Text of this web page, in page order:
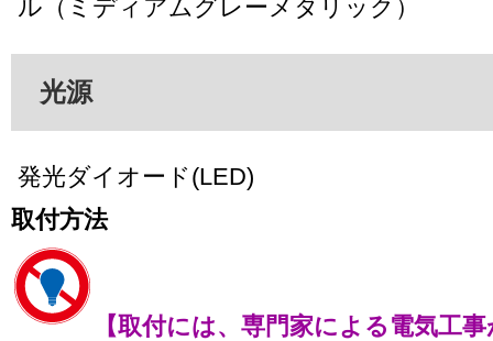
ル（ミディアムグレーメタリック）
光源
発光ダイオード(LED)
取付方法
【取付には、専門家による電気工